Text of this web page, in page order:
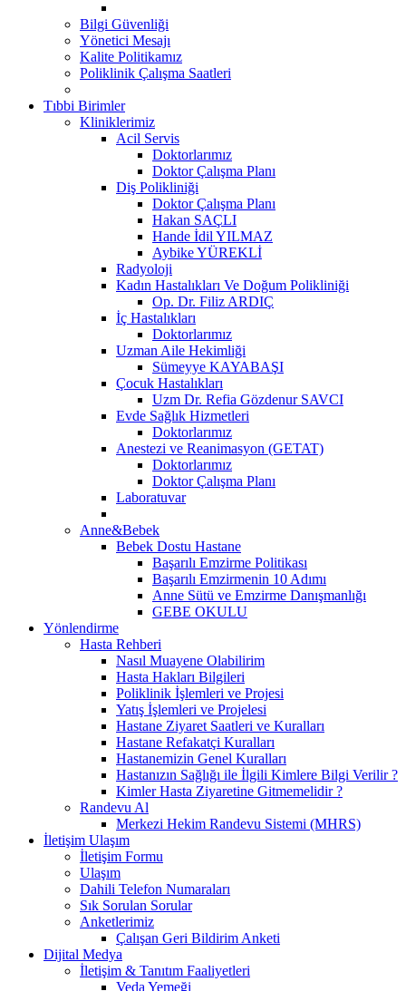
Bilgi Güvenliği
Yönetici Mesajı
Kalite Politikamız
Poliklinik Çalışma Saatleri
Tıbbi Birimler
Kliniklerimiz
Acil Servis
Doktorlarımız
Doktor Çalışma Planı
Diş Polikliniği
Doktor Çalışma Planı
Hakan SAÇLI
Hande İdil YILMAZ
Aybike YÜREKLİ
Radyoloji
Kadın Hastalıkları Ve Doğum Polikliniği
Op. Dr. Filiz ARDIÇ
İç Hastalıkları
Doktorlarımız
Uzman Aile Hekimliği
Sümeyye KAYABAŞI
Çocuk Hastalıkları
Uzm Dr. Refia Gözdenur SAVCI
Evde Sağlık Hizmetleri
Doktorlarımız
Anestezi ve Reanimasyon (GETAT)
Doktorlarımız
Doktor Çalışma Planı
Laboratuvar
Anne&Bebek
Bebek Dostu Hastane
Başarılı Emzirme Politikası
Başarılı Emzirmenin 10 Adımı
Anne Sütü ve Emzirme Danışmanlığı
GEBE OKULU
Yönlendirme
Hasta Rehberi
Nasıl Muayene Olabilirim
Hasta Hakları Bilgileri
Poliklinik İşlemleri ve Projesi
Yatış İşlemleri ve Projelesi
Hastane Ziyaret Saatleri ve Kuralları
Hastane Refakatçi Kuralları
Hastanemizin Genel Kuralları
Hastanızın Sağlığı ile İlgili Kimlere Bilgi Verilir ?
Kimler Hasta Ziyaretine Gitmemelidir ?
Randevu Al
Merkezi Hekim Randevu Sistemi (MHRS)
İletişim Ulaşım
İletişim Formu
Ulaşım
Dahili Telefon Numaraları
Sık Sorulan Sorular
Anketlerimiz
Çalışan Geri Bildirim Anketi
Dijital Medya
İletişim & Tanıtım Faaliyetleri
Veda Yemeği